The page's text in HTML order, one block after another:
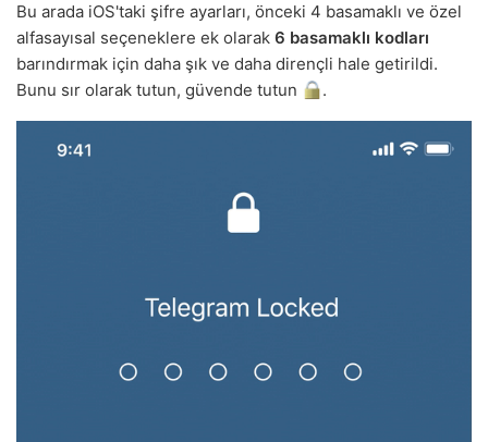
Bu arada iOS'taki şifre ayarları, önceki 4 basamaklı ve özel
alfasayısal seçeneklere ek olarak 6 basamaklı kodları
barındırmak için daha şık ve daha dirençli hale getirildi.
Bunu sır olarak tutun, güvende tutun
.